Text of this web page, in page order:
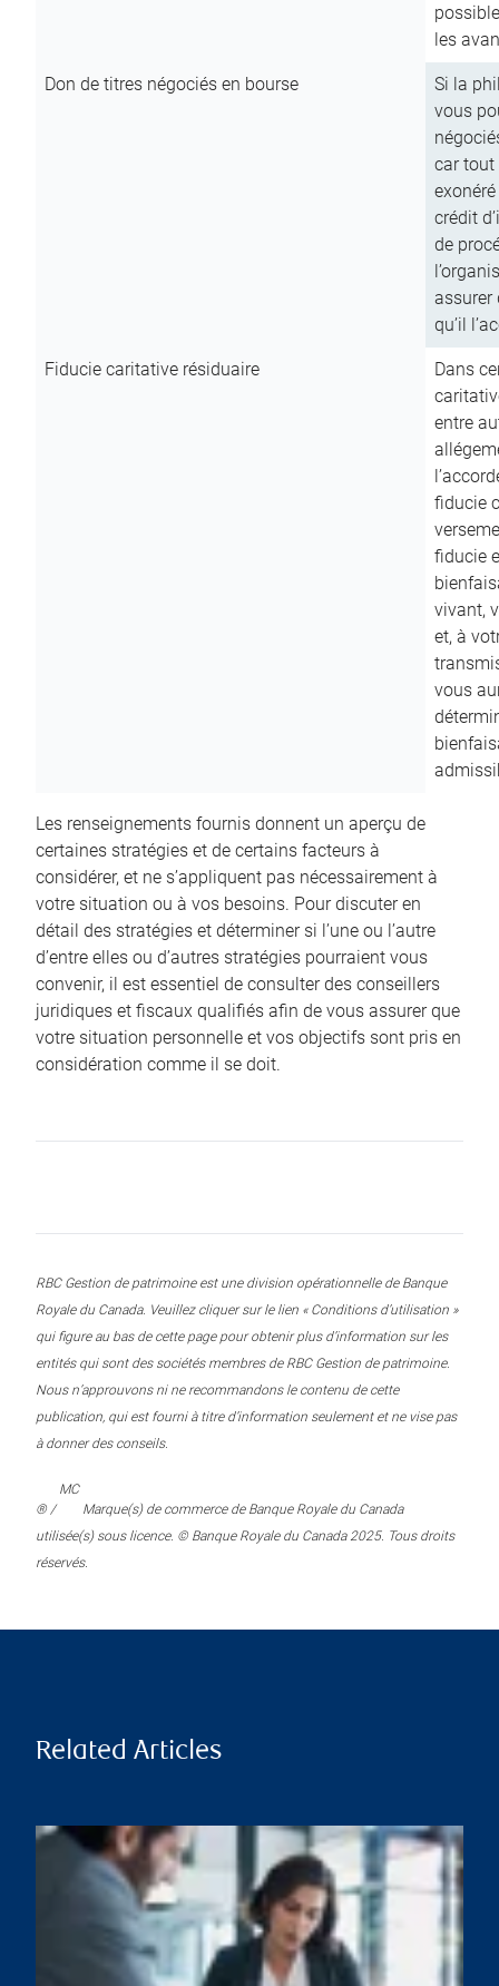
les
Don de titres négociés en bourse
Si la
vous
car tout
crédit
de
assurer
qu’il
Fiducie caritative résiduaire
Dans
entre
fiducie
fiducie
vivant,
et, à
vous
Les renseignements fournis donnent un aperçu de
certaines stratégies et de certains facteurs à
considérer, et ne s’appliquent pas nécessairement à
votre situation ou à vos besoins. Pour discuter en
détail des stratégies et déterminer si l’une ou l’autre
d’entre elles ou d’autres stratégies pourraient vous
convenir, il est essentiel de consulter des conseillers
juridiques et fiscaux qualifiés afin de vous assurer que
votre situation personnelle et vos objectifs sont pris en
considération comme il se doit.
RBC Gestion de patrimoine est une division opérationnelle de Banque
Royale du Canada. Veuillez cliquer sur le lien « Conditions d’utilisation »
qui figure au bas de cette page pour obtenir plus d’information sur les
entités qui sont des sociétés membres de RBC Gestion de patrimoine.
Nous n’approuvons ni ne recommandons le contenu de cette
publication, qui est fourni à titre d’information seulement et ne vise pas
à donner des conseils.
® /
MC
Marque(s) de commerce de Banque Royale du Canada
utilisée(s) sous licence. © Banque Royale du Canada 2025. Tous droits
réservés.
Related Articles